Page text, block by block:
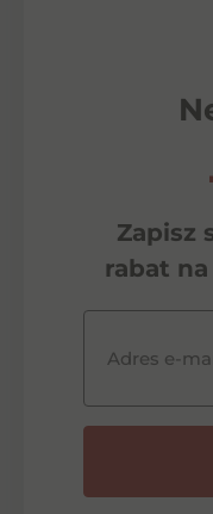
Zapisz
rabat
Adres e-